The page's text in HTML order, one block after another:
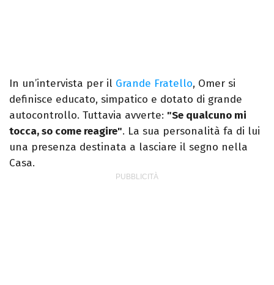
In un’intervista per il Grande Fratello, Omer si
definisce educato, simpatico e dotato di grande
autocontrollo. Tuttavia avverte: "Se qualcuno mi
tocca, so come reagire". La sua personalità fa di lui
una presenza destinata a lasciare il segno nella
Casa.